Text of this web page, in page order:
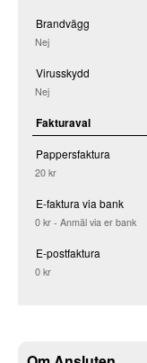
Brandvägg
Nej
Virusskydd
Nej
Fakturaval
Pappersfaktura
20 kr
E-faktura via bank
0 kr - Anmäl via er bank
E-postfaktura
0 kr